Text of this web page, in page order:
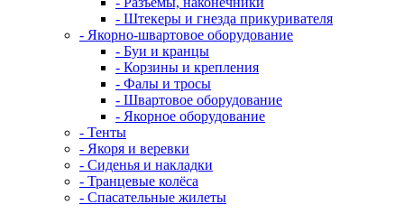
- Штекеры и гнезда прикуривателя
- Якорно-швартовое оборудование
- Буи и кранцы
- Корзины и крепления
- Фалы и тросы
- Швартовое оборудование
- Якорное оборудование
- Тенты
- Якоря и веревки
- Сиденья и накладки
- Транцевые колёса
- Спасательные жилеты